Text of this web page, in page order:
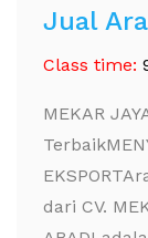
Jual
Class time:
MEKAR
dari CV.